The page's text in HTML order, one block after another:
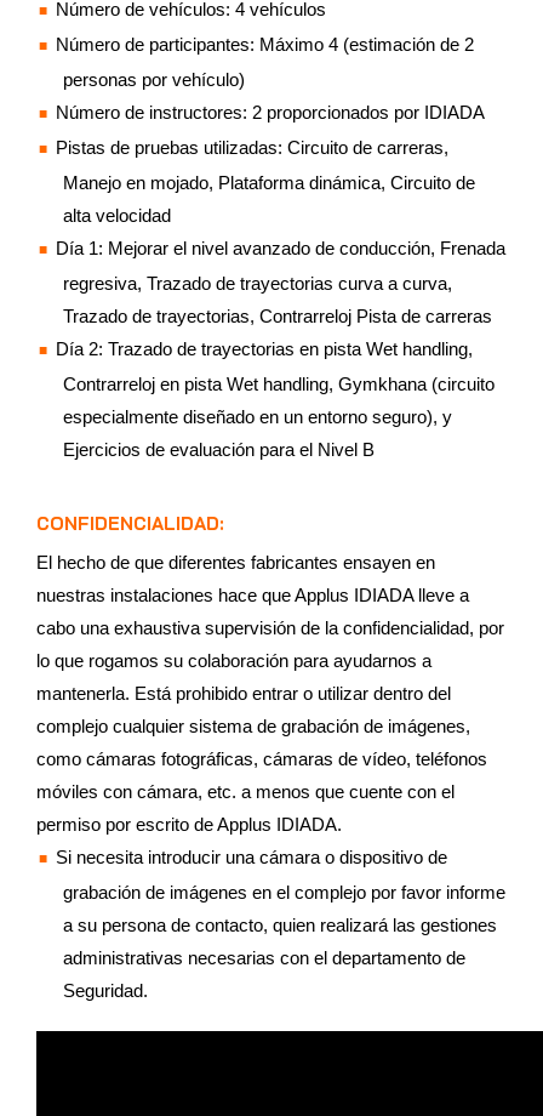
Número de vehículos: 4 vehículos
Número de participantes: Máximo 4 (estimación de 2
personas por vehículo)
Número de instructores: 2 proporcionados por IDIADA
Pistas de pruebas utilizadas: Circuito de carreras,
Manejo en mojado, Plataforma dinámica, Circuito de
alta velocidad
Día 1: Mejorar el nivel avanzado de conducción, Frenada
regresiva, Trazado de trayectorias curva a curva,
Trazado de trayectorias, Contrarreloj Pista de carreras
Día 2: Trazado de trayectorias en pista Wet handling,
Contrarreloj en pista Wet handling, Gymkhana (circuito
especialmente diseñado en un entorno seguro), y
Ejercicios de evaluación para el Nivel B
CONFIDENCIALIDAD:
El hecho de que diferentes fabricantes ensayen en
nuestras instalaciones hace que Applus IDIADA lleve a
cabo una exhaustiva supervisión de la confidencialidad, por
lo que rogamos su colaboración para ayudarnos a
mantenerla. Está prohibido entrar o utilizar dentro del
complejo cualquier sistema de grabación de imágenes,
como cámaras fotográficas, cámaras de vídeo, teléfonos
móviles con cámara, etc. a menos que cuente con el
permiso por escrito de Applus IDIADA.
Si necesita introducir una cámara o dispositivo de
grabación de imágenes en el complejo por favor informe
a su persona de contacto, quien realizará las gestiones
administrativas necesarias con el departamento de
Seguridad.